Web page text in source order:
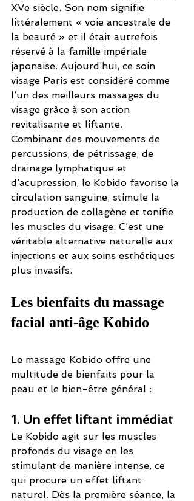
XVe siècle. Son nom signifie
littéralement « voie ancestrale de
la beauté » et il était autrefois
réservé à la famille impériale
japonaise. Aujourd’hui, ce soin
visage Paris est considéré comme
l’un des meilleurs massages du
visage grâce à son action
revitalisante et liftante.
Combinant des mouvements de
percussions, de pétrissage, de
drainage lymphatique et
d’acupression, le Kobido favorise la
circulation sanguine, stimule la
production de collagène et tonifie
les muscles du visage. C’est une
véritable alternative naturelle aux
injections et aux soins esthétiques
plus invasifs.
Les bienfaits du massage
facial anti-âge Kobido
Le massage Kobido offre une
multitude de bienfaits pour la
peau et le bien-être général :
1. Un effet liftant immédiat
Le Kobido agit sur les muscles
profonds du visage en les
stimulant de manière intense, ce
qui procure un effet liftant
naturel. Dès la première séance, la